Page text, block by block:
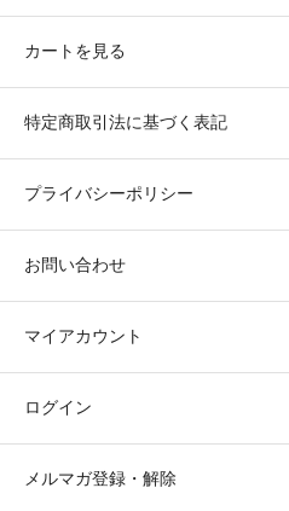
カートを見る
特定商取引法に基づく表記
プライバシーポリシー
お問い合わせ
マイアカウント
ログイン
メルマガ登録・解除